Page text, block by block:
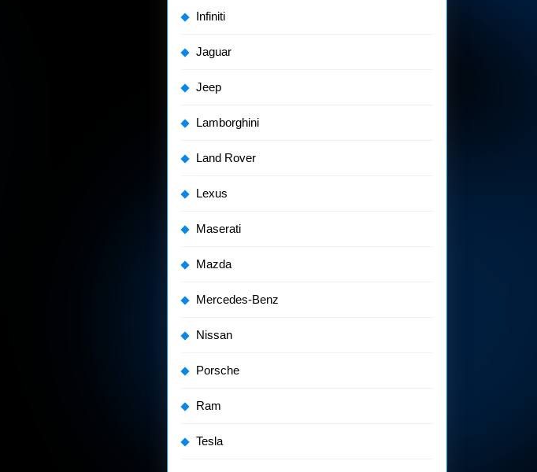
Infiniti
Jaguar
Jeep
Lamborghini
Land Rover
Lexus
Maserati
Mazda
Mercedes-Benz
Nissan
Porsche
Ram
Tesla